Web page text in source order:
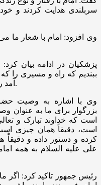
سربلندی هدایت کردند و
وی افزود: امام با شعار ما
پزشکیان در ادامه بیان
ببندیم که راه و مسیری را
آمد را ادامه دهیم راهش را فراموش نکنیم.
وی با اشاره به وصیت
بزرگوار برای ما به عنوان
است که خداوند تبارک و
است، دقیقاً همان چیزی
کرده و دستور داده و
علی علیه السلام به همه
رئیس جمهور تاکید کرد: اگر